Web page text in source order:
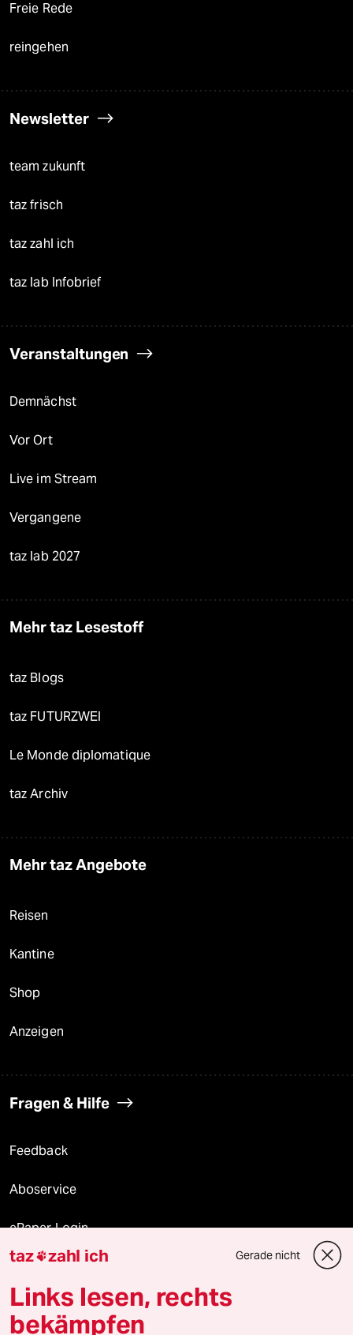
Freie Rede
reingehen
Newsletter
team zukunft
taz frisch
taz zahl ich
taz lab Infobrief
Veranstaltungen
Demnächst
Vor Ort
Live im Stream
Vergangene
taz lab 2027
Mehr taz Lesestoff
taz Blogs
taz FUTURZWEI
Le Monde diplomatique
taz Archiv
Mehr taz Angebote
Reisen
Kantine
Shop
Anzeigen
Fragen & Hilfe
Feedback
Aboservice
ePaper Login
Downloads für Abonnierende
taz zahl ich Gerade nicht
Links lesen, rechts
bekämpfen